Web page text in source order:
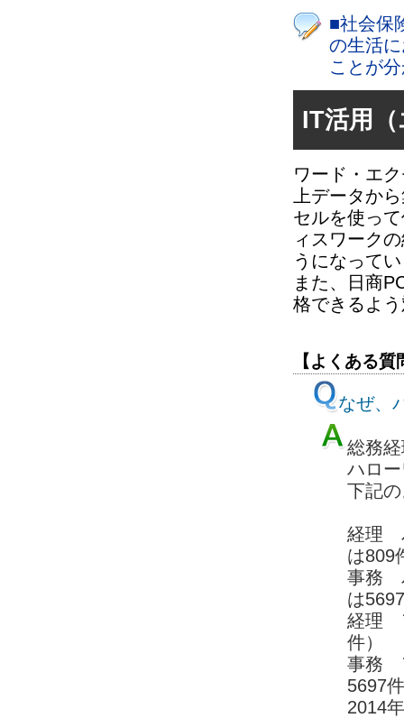
■社会保
の生活
ことが
IT活用
ワード・エ
上データか
セルを使っ
ィスワーク
うになって
また、日商
格できるよ
【よくある
なぜ、
総務
ハロ
下記
経理
は809
事務
は
経理
件）
事務
5697
2014